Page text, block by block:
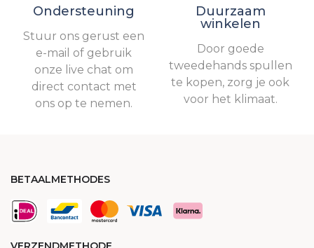
Ondersteuning
Stuur ons gerust een
e-mail of gebruik
onze live chat om
direct contact met
ons op te nemen.
Duurzaam
winkelen
Door goede
tweedehands spullen
te kopen, zorg je ook
voor het klimaat.
BETAALMETHODES